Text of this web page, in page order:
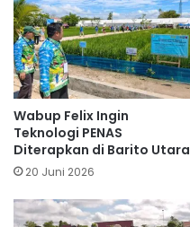
Wabup Felix Ingin
Teknologi PENAS
Diterapkan di Barito Utara
20 Juni 2026